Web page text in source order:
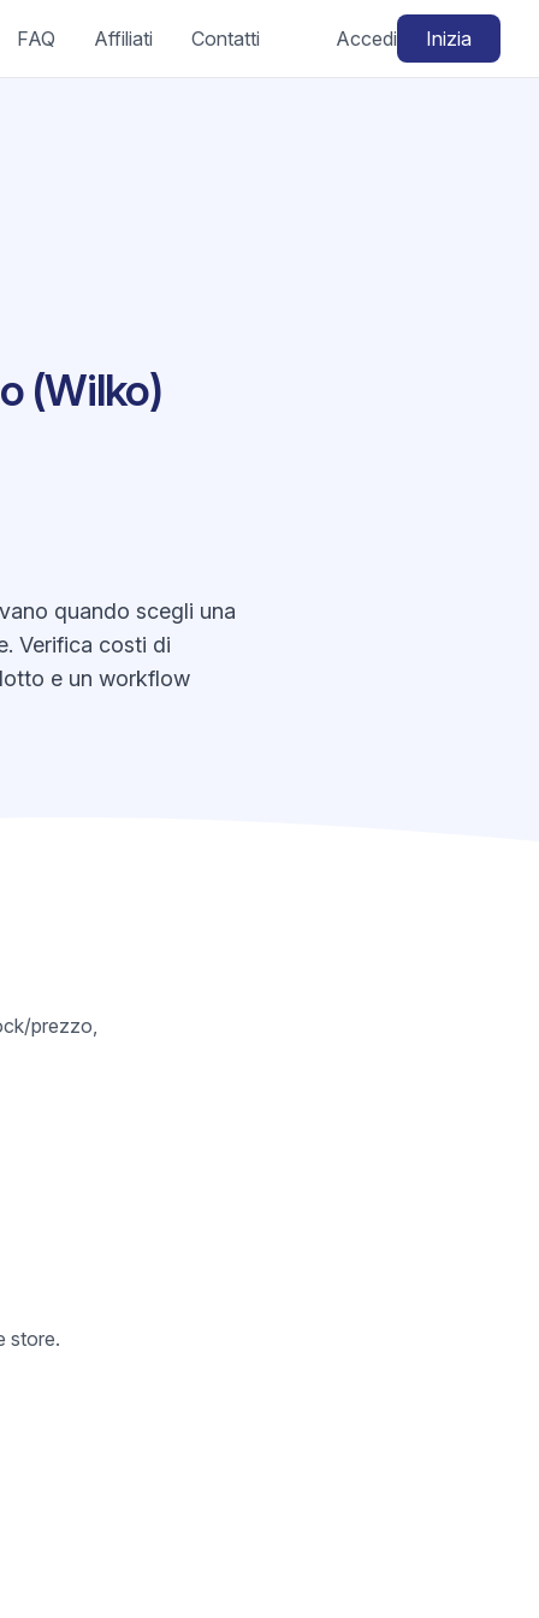
FAQ Affiliati Contatti Accedi Inizia
(Wilko)
quando scegli una
Verifica costi di
e un workflow
prezzo,
store.